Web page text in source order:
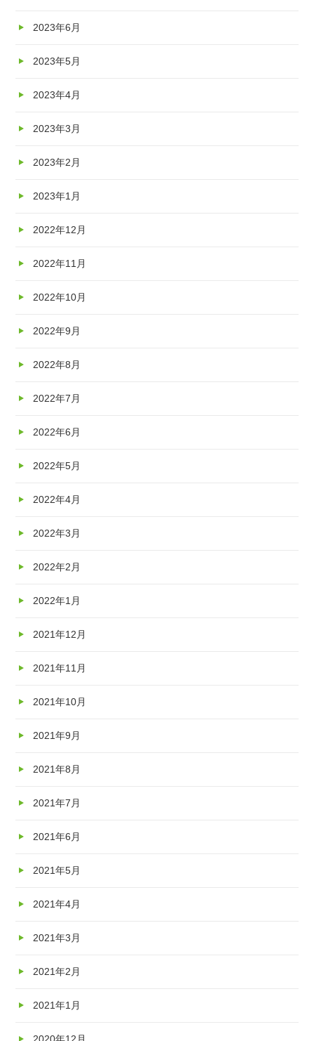
2023年6月
2023年5月
2023年4月
2023年3月
2023年2月
2023年1月
2022年12月
2022年11月
2022年10月
2022年9月
2022年8月
2022年7月
2022年6月
2022年5月
2022年4月
2022年3月
2022年2月
2022年1月
2021年12月
2021年11月
2021年10月
2021年9月
2021年8月
2021年7月
2021年6月
2021年5月
2021年4月
2021年3月
2021年2月
2021年1月
2020年12月